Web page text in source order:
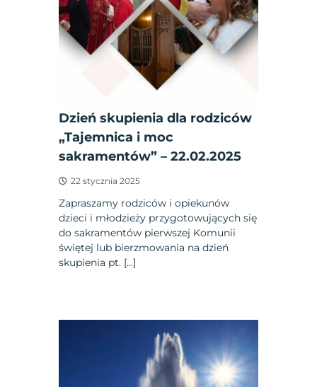
Dzień skupienia dla rodziców
„Tajemnica i moc
sakramentów” – 22.02.2025
22 stycznia 2025
Zapraszamy rodziców i opiekunów
dzieci i młodzieży przygotowujących się
do sakramentów pierwszej Komunii
świętej lub bierzmowania na dzień
skupienia pt. […]